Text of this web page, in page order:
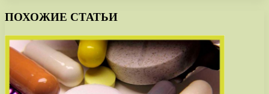
ПОХОЖИЕ СТАТЬИ